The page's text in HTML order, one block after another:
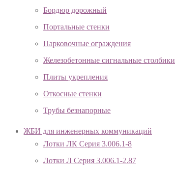
Бордюр дорожный
Портальные стенки
Парковочные ограждения
Железобетонные сигнальные столбики
Плиты укрепления
Откосные стенки
Трубы безнапорные
ЖБИ для инженерных коммуникаций
Лотки ЛК Серия 3.006.1-8
Лотки Л Серия 3.006.1-2.87